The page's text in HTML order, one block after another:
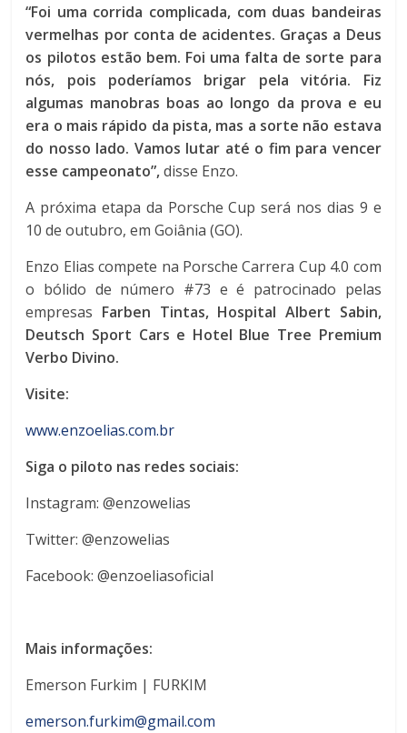
“Foi uma corrida complicada, com duas bandeiras
vermelhas por conta de acidentes. Graças a Deus
os pilotos estão bem. Foi uma falta de sorte para
nós, pois poderíamos brigar pela vitória. Fiz
algumas manobras boas ao longo da prova e eu
era o mais rápido da pista, mas a sorte não estava
do nosso lado. Vamos lutar até o fim para vencer
esse campeonato”,disse Enzo.
A próxima etapa da Porsche Cup será nos dias 9 e
10 de outubro, em Goiânia (GO).
Enzo Elias compete na Porsche Carrera Cup 4.0 com
o bólido de número #73 e é patrocinado pelas
empresas Farben Tintas, Hospital Albert Sabin,
Deutsch Sport Cars e Hotel Blue Tree Premium
Verbo Divino.
Visite:
www.enzoelias.com.br
Siga o piloto nas redes sociais:
Instagram: @enzowelias
Twitter: @enzowelias
Facebook: @enzoeliasoficial
Mais informações:
Emerson Furkim | FURKIM
emerson.furkim@gmail.com